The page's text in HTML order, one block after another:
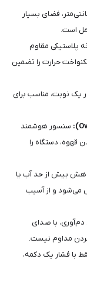
حدود ۱۲×۱۰×۲۵ سانتی‌متر، فضای بسیار
است.
پلاستیکی مقاوم
حرارت را تضمین
قهوه در یک نوبت، مناسب برای
سنسور هوشمند
دستگاه را
بیش از حد آب یا
می‌شود و از آسیب
دم‌آوری، با صدای
مداوم نیست.
با فشار یک دکمه،